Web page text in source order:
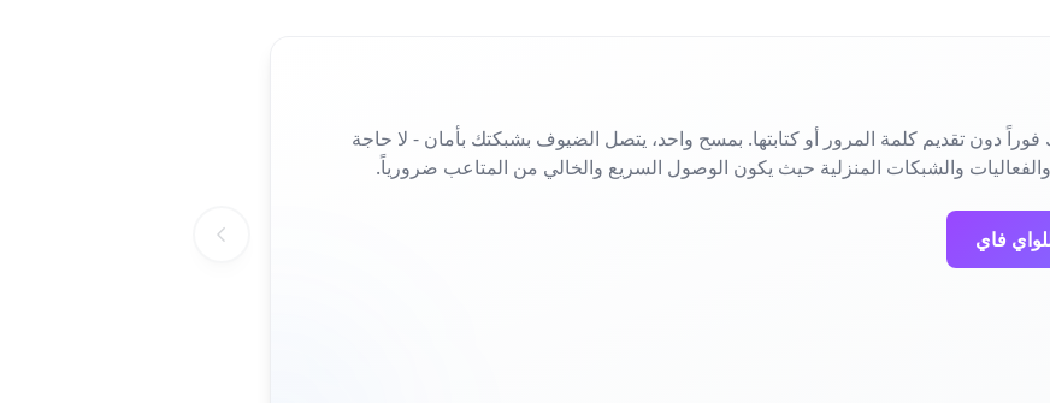
دون تقديم كلمة المرور أو كتابتها. بمسح واحد، يتصل الضيوف بشبكتك بأمان - لا حاجة
والفعاليات والشبكات المنزلية حيث يكون الوصول السريع والخالي من المتاعب ضرورياً.
فاي